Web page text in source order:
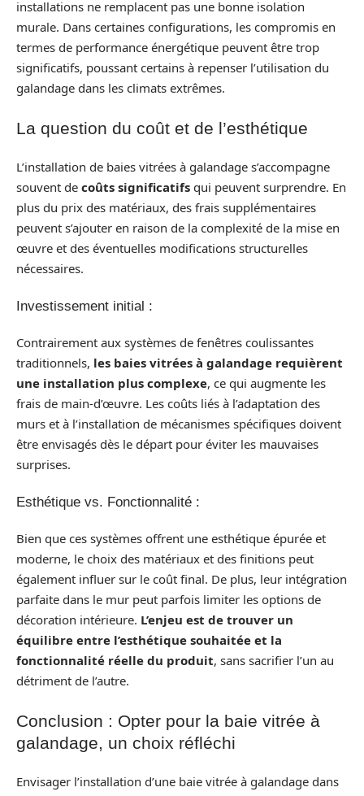
installations ne remplacent pas une bonne isolation
murale. Dans certaines configurations, les compromis en
termes de performance énergétique peuvent être trop
significatifs, poussant certains à repenser l’utilisation du
galandage dans les climats extrêmes.
La question du coût et de l’esthétique
L’installation de baies vitrées à galandage s’accompagne
souvent de coûts significatifs qui peuvent surprendre. En
plus du prix des matériaux, des frais supplémentaires
peuvent s’ajouter en raison de la complexité de la mise en
œuvre et des éventuelles modifications structurelles
nécessaires.
Investissement initial :
Contrairement aux systèmes de fenêtres coulissantes
traditionnels, les baies vitrées à galandage requièrent
une installation plus complexe, ce qui augmente les
frais de main-d’œuvre. Les coûts liés à l’adaptation des
murs et à l’installation de mécanismes spécifiques doivent
être envisagés dès le départ pour éviter les mauvaises
surprises.
Esthétique vs. Fonctionnalité :
Bien que ces systèmes offrent une esthétique épurée et
moderne, le choix des matériaux et des finitions peut
également influer sur le coût final. De plus, leur intégration
parfaite dans le mur peut parfois limiter les options de
décoration intérieure. L’enjeu est de trouver un
équilibre entre l’esthétique souhaitée et la
fonctionnalité réelle du produit, sans sacrifier l’un au
détriment de l’autre.
Conclusion : Opter pour la baie vitrée à
galandage, un choix réfléchi
Envisager l’installation d’une baie vitrée à galandage dans